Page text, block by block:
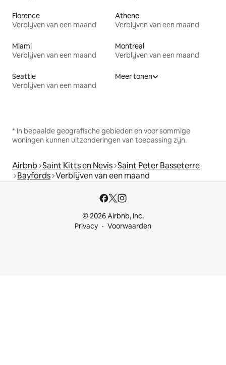
Florence
Verblijven van een maand
Athene
Verblijven van een maand
Miami
Verblijven van een maand
Montreal
Verblijven van een maand
Seattle
Verblijven van een maand
Meer tonen
* In bepaalde geografische gebieden en voor sommige
woningen kunnen uitzonderingen van toepassing zijn.
Airbnb Saint Kitts en Nevis Saint Peter Basseterre
Bayfords Verblijven van een maand
© 2026 Airbnb, Inc.
Privacy
Voorwaarden